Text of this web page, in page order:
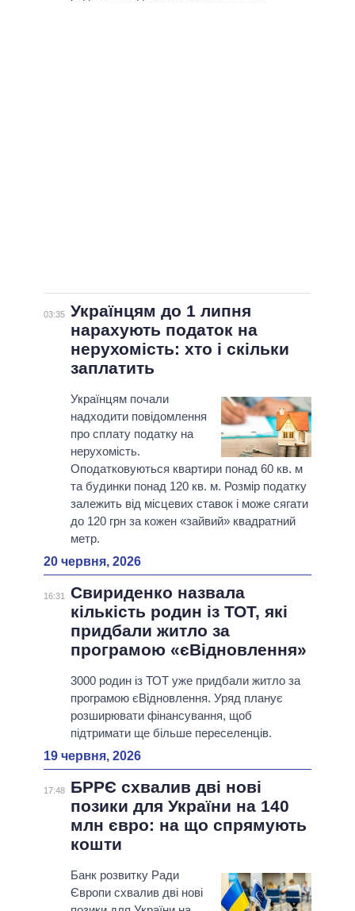
03:35 Українцям до 1 липня
нарахують податок на
нерухомість: хто і скільки
заплатить
Українцям почали
надходити повідомлення
про сплату податку на
нерухомість.
Оподатковуються квартири понад 60 кв. м
та будинки понад 120 кв. м. Розмір податку
залежить від місцевих ставок і може сягати
до 120 грн за кожен «зайвий» квадратний
метр.
20 червня, 2026
16:31
Свириденко назвала
кількість родин із ТОТ, які
придбали житло за
програмою «єВідновлення»
3000 родин із ТОТ уже придбали житло за
програмою єВідновлення. Уряд планує
розширювати фінансування, щоб
підтримати ще більше переселенців.
19 червня, 2026
17:48
БРРЄ схвалив дві нові
позики для України на 140
млн євро: на що спрямують
кошти
Банк розвитку Ради
Європи схвалив дві нові